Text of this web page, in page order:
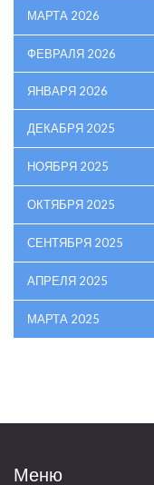
МАРТА 2026
ФЕВРАЛЯ 2026
ЯНВАРЯ 2026
ДЕКАБРЯ 2025
НОЯБРЯ 2025
ОКТЯБРЯ 2025
СЕНТЯБРЯ 2025
АПРЕЛЯ 2025
МАРТА 2025
Меню